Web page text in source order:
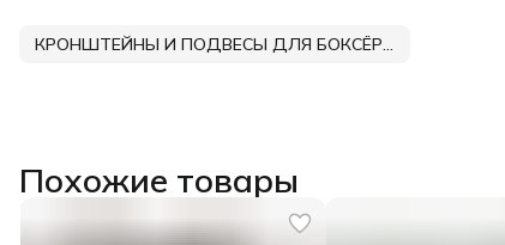
КРОНШТЕЙНЫ И ПОДВЕСЫ ДЛЯ БОКСЁРСКИХ МЕШКОВ DNN
Похожие товары